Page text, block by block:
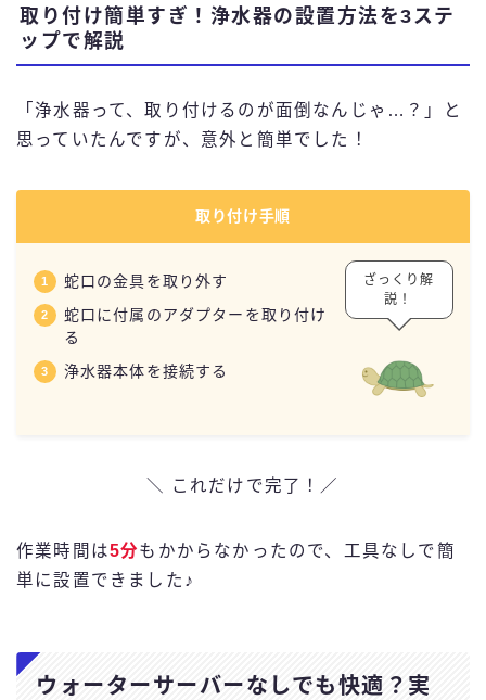
取り付け簡単すぎ！浄水器の設置方法を3ステ
ップで解説
「浄水器って、取り付けるのが面倒なんじゃ…？」と
思っていたんですが、意外と簡単でした！
取り付け手順
蛇口の金具を取り外す
蛇口に付属のアダプターを取り付け
る
浄水器本体を接続する
ざっくり解
説！
＼ これだけで完了！／
作業時間は5分もかからなかったので、工具なしで簡
単に設置できました♪
ウォーターサーバーなしでも快適？実